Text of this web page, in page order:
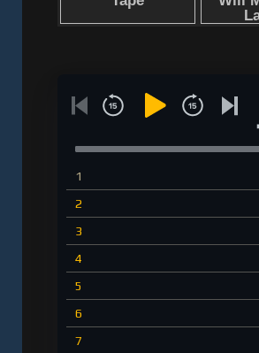
1
2
3
4
5
6
7